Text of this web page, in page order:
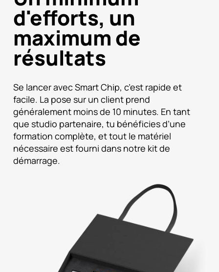
d'efforts, un
maximum de
résultats
Se lancer avec Smart Chip, c’est rapide et
facile. La pose sur un client prend
généralement moins de 10 minutes. En tant
que studio partenaire, tu bénéficies d’une
formation complète, et tout le matériel
nécessaire est fourni dans notre kit de
démarrage.